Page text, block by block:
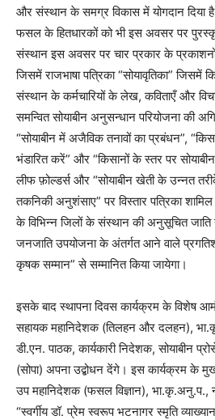
और संस्थान के समग्र विकास में योगदान दिया
फसल के हितधारकों को भी इस अवसर पर
संस्थान इस अवसर पर चार प्रकार के
जिसमें राजभाषा पत्रिका “सोयावृतिका” जिसमें
संस्थान के कर्मचारियों के लेख, कविताएँ और
समन्वित सोयाबीन अनुसन्धान परियोजना की
“सोयाबीन में अजैविक तनावों का प्रबंधन”,
भंडारित करें” और “किसानों के स्तर पर
लीफ फ़ोल्डर्स और “सोयाबीन खेती के उन्नत
तकनिकी अनुशंसाए” पर विस्तार पत्रिका
के विभिन्न जिलों के संस्थान की अनुसूचित
जनजाति उपयोजना के अंतर्गत आने वाले
कृषक सम्मान” से सम्मानित किया जायेगा।
इसके बाद स्थापना दिवस कार्यक्रम के विशेष
सहायक महानिदेशक (तिलहन और दलहन),
डी.एन. पाठक, कार्यकारी निदेशक, सोयाबीन
(सोपा) अपना उद्बोधन देंगे। इस कार्यक्रम के
उप महानिदेशक (फसल विज्ञान), भा.कृ.अनु.प.,
“स्वर्गीय डॉ. प्रेम स्वरूप भटनागर स्मृति